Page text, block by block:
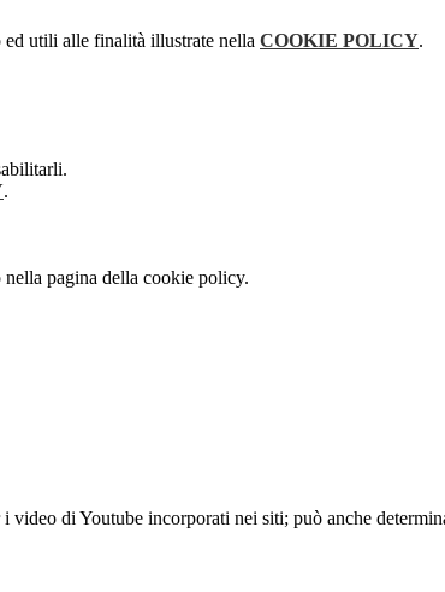
utili alle finalità illustrate nella COOKIE POLICY.
.
pagina della cookie policy.
video di Youtube incorporati nei siti; può anche